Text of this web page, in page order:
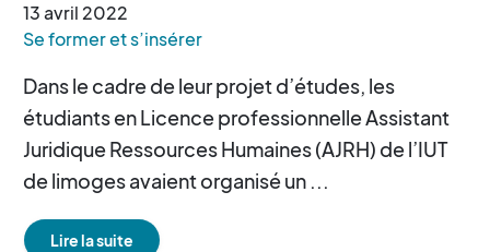
13avril2022
Se former et s’insérer
Dans le cadre de leur projet d’études, les
étudiants en Licence professionnelle Assistant
Juridique Ressources Humaines (AJRH) de l’IUT
de limoges avaient organisé un ...
Lire la suite